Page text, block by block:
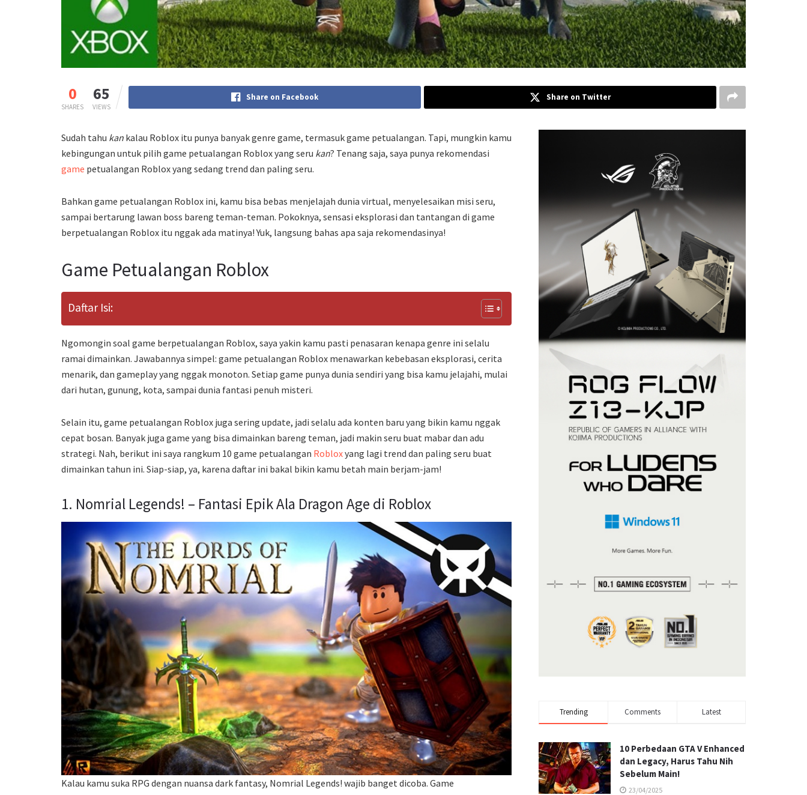
0
SHARES
65
VIEWS
Share on Facebook Share on Twitter
Sudah tahu kan kalau Roblox itu punya banyak genre game, termasuk game petualangan. Tapi, mungkin kamu
kebingungan untuk pilih game petualangan Roblox yang seru kan? Tenang saja, saya punya rekomendasi
game petualangan Roblox yang sedang trend dan paling seru.
Bahkan game petualangan Roblox ini, kamu bisa bebas menjelajah dunia virtual, menyelesaikan misi seru,
sampai bertarung lawan boss bareng teman-teman. Pokoknya, sensasi eksplorasi dan tantangan di game
berpetualangan Roblox itu nggak ada matinya! Yuk, langsung bahas apa saja rekomendasinya!
Game Petualangan Roblox
Daftar Isi:
Ngomongin soal game berpetualangan Roblox, saya yakin kamu pasti penasaran kenapa genre ini selalu
ramai dimainkan. Jawabannya simpel: game petualangan Roblox menawarkan kebebasan eksplorasi, cerita
menarik, dan gameplay yang nggak monoton. Setiap game punya dunia sendiri yang bisa kamu jelajahi, mulai
dari hutan, gunung, kota, sampai dunia fantasi penuh misteri.
Selain itu, game petualangan Roblox juga sering update, jadi selalu ada konten baru yang bikin kamu nggak
cepat bosan. Banyak juga game yang bisa dimainkan bareng teman, jadi makin seru buat mabar dan adu
strategi. Nah, berikut ini saya rangkum 10 game petualangan Robloxyang lagi trend dan paling seru buat
dimainkan tahun ini. Siap-siap, ya, karena daftar ini bakal bikin kamu betah main berjam-jam!
1. Nomrial Legends! – Fantasi Epik Ala Dragon Age di Roblox
Kalau kamu suka RPG dengan nuansa dark fantasy, Nomrial Legends! wajib banget dicoba. Game
Trending Comments Latest
10 Perbedaan GTA V Enhanced
dan Legacy, Harus Tahu Nih
Sebelum Main!
23/04/2025